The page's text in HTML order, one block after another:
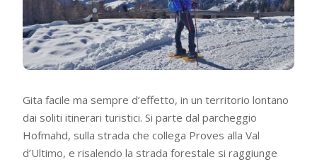
Gita facile ma sempre d’effetto, in un territorio lontano
dai soliti itinerari turistici. Si parte dal parcheggio
Hofmahd, sulla strada che collega Proves alla Val
d’Ultimo, e risalendo la strada forestale si raggiunge